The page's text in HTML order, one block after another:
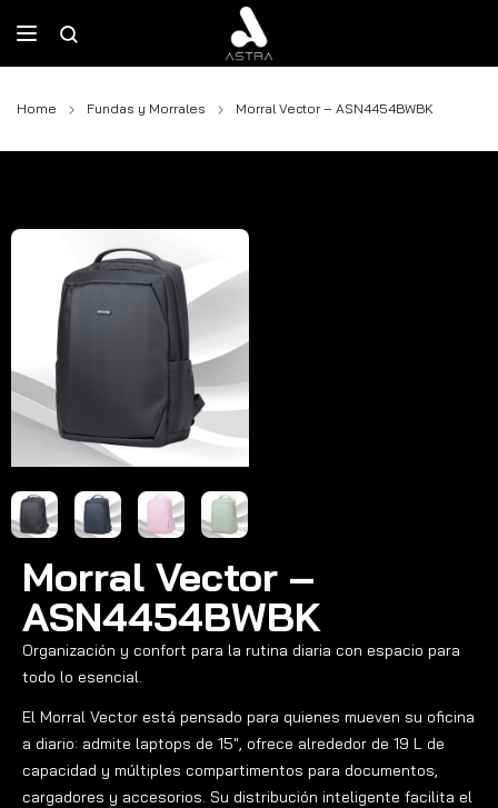
Home Fundas y Morrales Morral Vector – ASN4454BWBK
Morral Vector –
ASN4454BWBK
Organización y confort para la rutina diaria con espacio para
todo lo esencial.
El Morral Vector está pensado para quienes mueven su oficina
a diario: admite laptops de 15″, ofrece alrededor de 19 L de
capacidad y múltiples compartimentos para documentos,
cargadores y accesorios. Su distribución inteligente facilita el